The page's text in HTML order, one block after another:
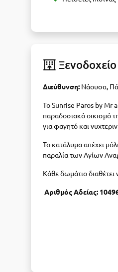
Διεύθυνση: Νάουσα,
Το Sunrise Paros by Mr
παραδοσιακό οικισμό
για φαγητό και
Το κατάλυμα απέχει
παραλία των Αγίων
Κάθε δωμάτιο
Αριθμός Αδείας: